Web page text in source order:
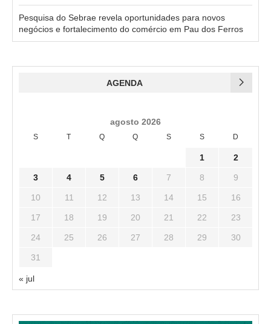
Pesquisa do Sebrae revela oportunidades para novos
negócios e fortalecimento do comércio em Pau dos Ferros
AGENDA
agosto 2026
S T Q Q S S D
1 2
3 4 5 6 7 8 9
10 11 12 13 14 15 16
17 18 19 20 21 22 23
24 25 26 27 28 29 30
31
« jul